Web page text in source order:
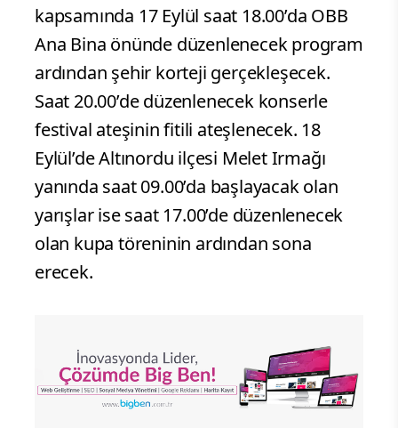
kapsamında 17 Eylül saat 18.00’da OBB
Ana Bina önünde düzenlenecek program
ardından şehir korteji gerçekleşecek.
Saat 20.00’de düzenlenecek konserle
festival ateşinin fitili ateşlenecek. 18
Eylül’de Altınordu ilçesi Melet Irmağı
yanında saat 09.00’da başlayacak olan
yarışlar ise saat 17.00’de düzenlenecek
olan kupa töreninin ardından sona
erecek.